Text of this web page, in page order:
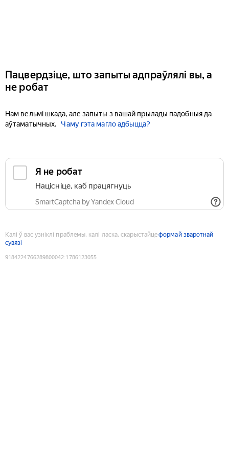
Пацвердзіце, што запыты адпраўлялі вы, а
не робат
Нам вельмі шкада, але запыты з вашай прылады падобныя да
аўтаматычных.
Чаму гэта магло адбыцца?
Я не робат
Націсніце, каб працягнуць
SmartCaptcha by Yandex Cloud
Калі ў вас узніклі праблемы, калі ласка, скарыстайцеформай зваротнай
сувязі
9184224766289800042:1786123055